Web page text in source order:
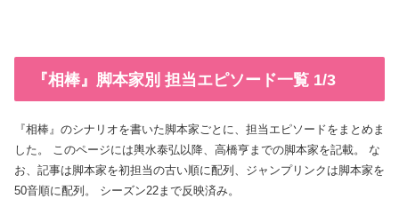
『相棒』脚本家別 担当エピソード一覧 1/3
『相棒』のシナリオを書いた脚本家ごとに、担当エピソードをまとめま
した。 このページには輿水泰弘以降、高橋亨までの脚本家を記載。 な
お、記事は脚本家を初担当の古い順に配列、ジャンプリンクは脚本家を
50音順に配列。 シーズン22まで反映済み。